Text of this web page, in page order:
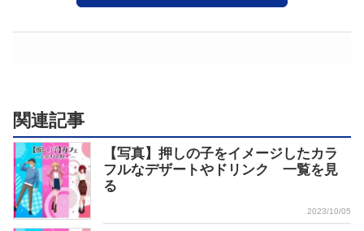
関連記事
【写真】押しの子をイメージしたカラ
フルなデザートやドリンク 一覧を見
る
2023/10/05